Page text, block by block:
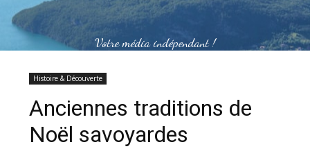
Votre média indépendant !
Histoire & Découverte
Anciennes traditions de
Noël savoyardes